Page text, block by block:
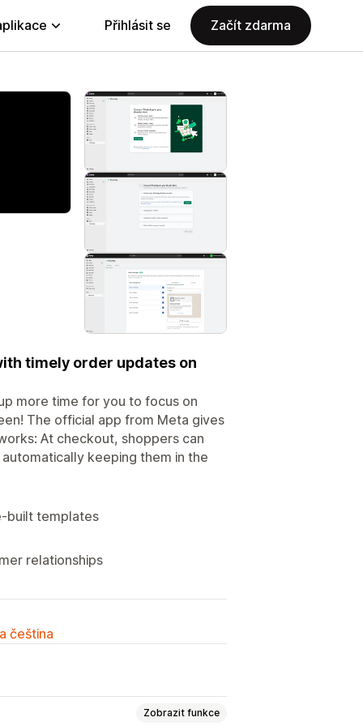
Přihlásit se Začít zdarma
timely order updates on
more time for you to focus on
The official app from Meta gives
At checkout, shoppers can
keeping them in the
built templates
relationships
čeština
Zobrazit funkce